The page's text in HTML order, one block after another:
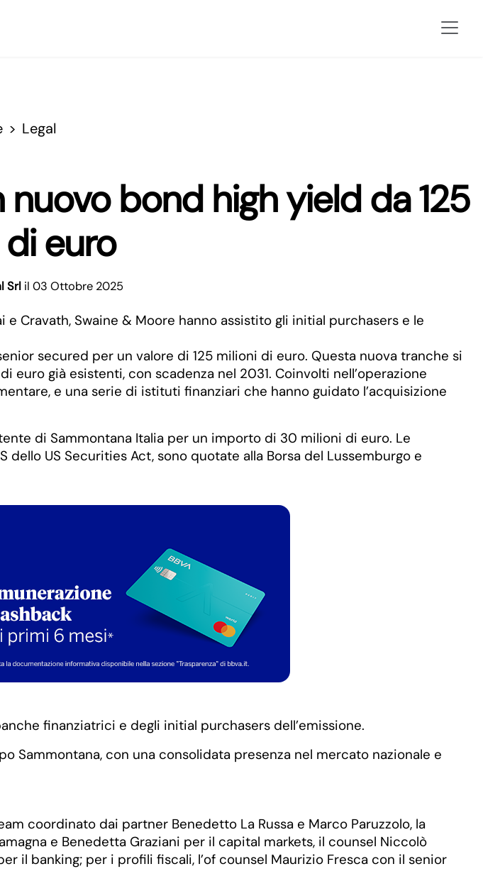
Legal
bond high yield da 125
euro
Srl il 03 Ottobre 2025
Cravath, Swaine & Moore hanno assistito gli initial purchasers e le
secured per un valore di 125 milioni di euro. Questa nuova tranche si
già esistenti, con scadenza nel 2031. Coinvolti nell’operazione
e una serie di istituti finanziari che hanno guidato l’acquisizione
di Sammontana Italia per un importo di 30 milioni di euro. Le
dello US Securities Act, sono quotate alla Borsa del Lussemburgo e
finanziatrici e degli initial purchasers dell’emissione.
Sammontana, con una consolidata presenza nel mercato nazionale e
coordinato dai partner Benedetto La Russa e Marco Paruzzolo, la
e Benedetta Graziani per il capital markets, il counsel Niccolò
il banking; per i profili fiscali, l’of counsel Maurizio Fresca con il senior